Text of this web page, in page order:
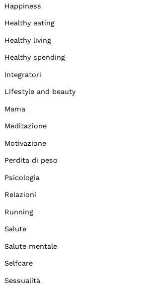
Happiness
Healthy eating
Healthy living
Healthy spending
Integratori
Lifestyle and beauty
Mama
Meditazione
Motivazione
Perdita di peso
Psicologia
Relazioni
Running
Salute
Salute mentale
Selfcare
Sessualità